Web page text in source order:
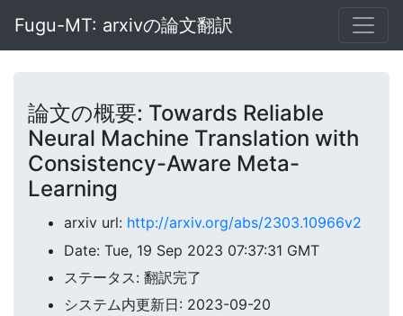
Fugu-MT: arxivの論文翻訳
論文の概要: Towards Reliable
Neural Machine Translation with
Consistency-Aware Meta-
Learning
arxiv url: http://arxiv.org/abs/2303.10966v2
Date: Tue, 19 Sep 2023 07:37:31 GMT
ステータス: 翻訳完了
システム内更新日: 2023-09-20